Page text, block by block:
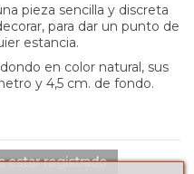
pieza sencilla y discreta
para dar un punto de
estancia.
en color natural, sus
y 4,5 cm. de fondo.
estar registrado